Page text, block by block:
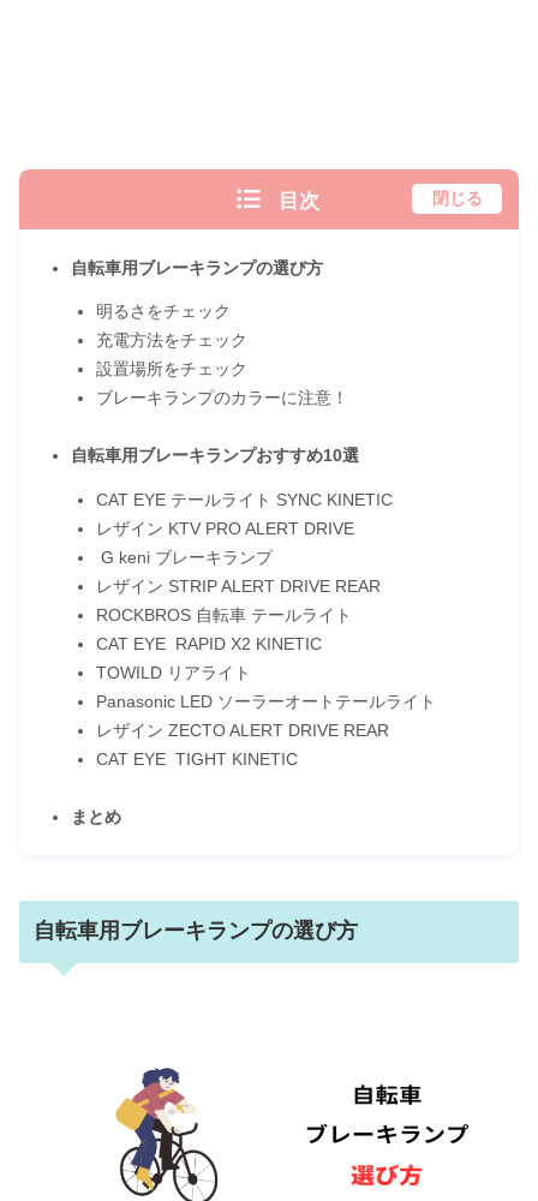
目次 閉じる
自転車用ブレーキランプの選び方
明るさをチェック
充電方法をチェック
設置場所をチェック
ブレーキランプのカラーに注意！
自転車用ブレーキランプおすすめ10選
CAT EYE テールライト SYNC KINETIC
レザイン KTV PRO ALERT DRIVE
G keni ブレーキランプ
レザイン STRIP ALERT DRIVE REAR
ROCKBROS 自転車 テールライト
CAT EYE RAPID X2 KINETIC
TOWILD リアライト
Panasonic LED ソーラーオートテールライト
レザイン ZECTO ALERT DRIVE REAR
CAT EYE TIGHT KINETIC
まとめ
自転車用ブレーキランプの選び方